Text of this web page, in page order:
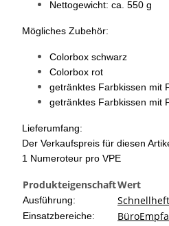
Nettogewicht: ca. 550 g
Mögliches Zubehör:
Colorbox schwarz
Colorbox rot
getränktes Farbkissen mit
getränktes Farbkissen mit
Lieferumfang:
Der Verkaufspreis für diesen
1 Numeroteur pro VPE
ProdukteigenschaftWert
Ausführung:
Einsatzbereiche: Büro